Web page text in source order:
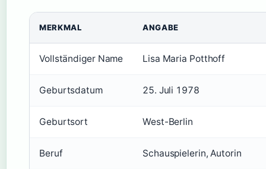
MERKMAL ANGABE
Vollständiger Name Lisa Maria Potthoff
Geburtsdatum 25. Juli 1978
Geburtsort West-Berlin
Beruf Schauspielerin, Autorin